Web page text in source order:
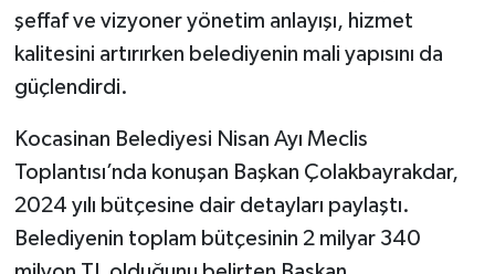
şeffaf ve vizyoner yönetim anlayışı, hizmet
kalitesini artırırken belediyenin mali yapısını da
güçlendirdi.
Kocasinan Belediyesi Nisan Ayı Meclis
Toplantısı’nda konuşan Başkan Çolakbayrakdar,
2024 yılı bütçesine dair detayları paylaştı.
Belediyenin toplam bütçesinin 2 milyar 340